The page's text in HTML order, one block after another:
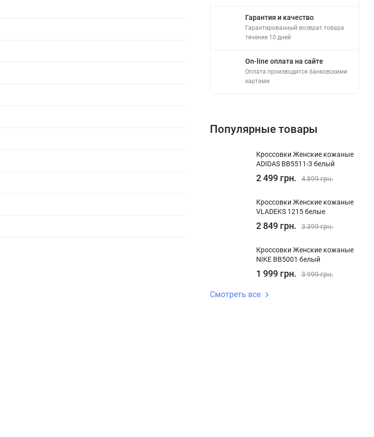
Гарантия и качество
Гарантированный возврат товара
течение 10 дней
On-line оплата на сайте
Оплата производится банковскими
картами
Популярные товары
Кроссовки Женские кожаные
ADIDAS BB5511-3 белый
2 499 грн. 4 899 грн.
Кроссовки Женские кожаные
VLADEKS 1215 белые
2 849 грн. 3 399 грн.
Кроссовки Женские кожаные
NIKE BB5001 белый
1 999 грн. 3 999 грн.
Смотреть все